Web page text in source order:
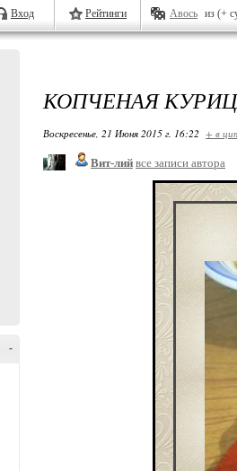
Вход Рейтинги Авось из (+
-
КОПЧЕНАЯ
Воскресенье, 21 Июня 2015 г. 16:22 + в
Вит-лий все записи автора